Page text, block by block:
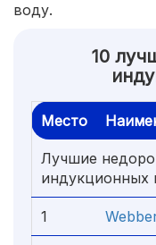
воду.
10
Место
Лучшие
индукционных
1